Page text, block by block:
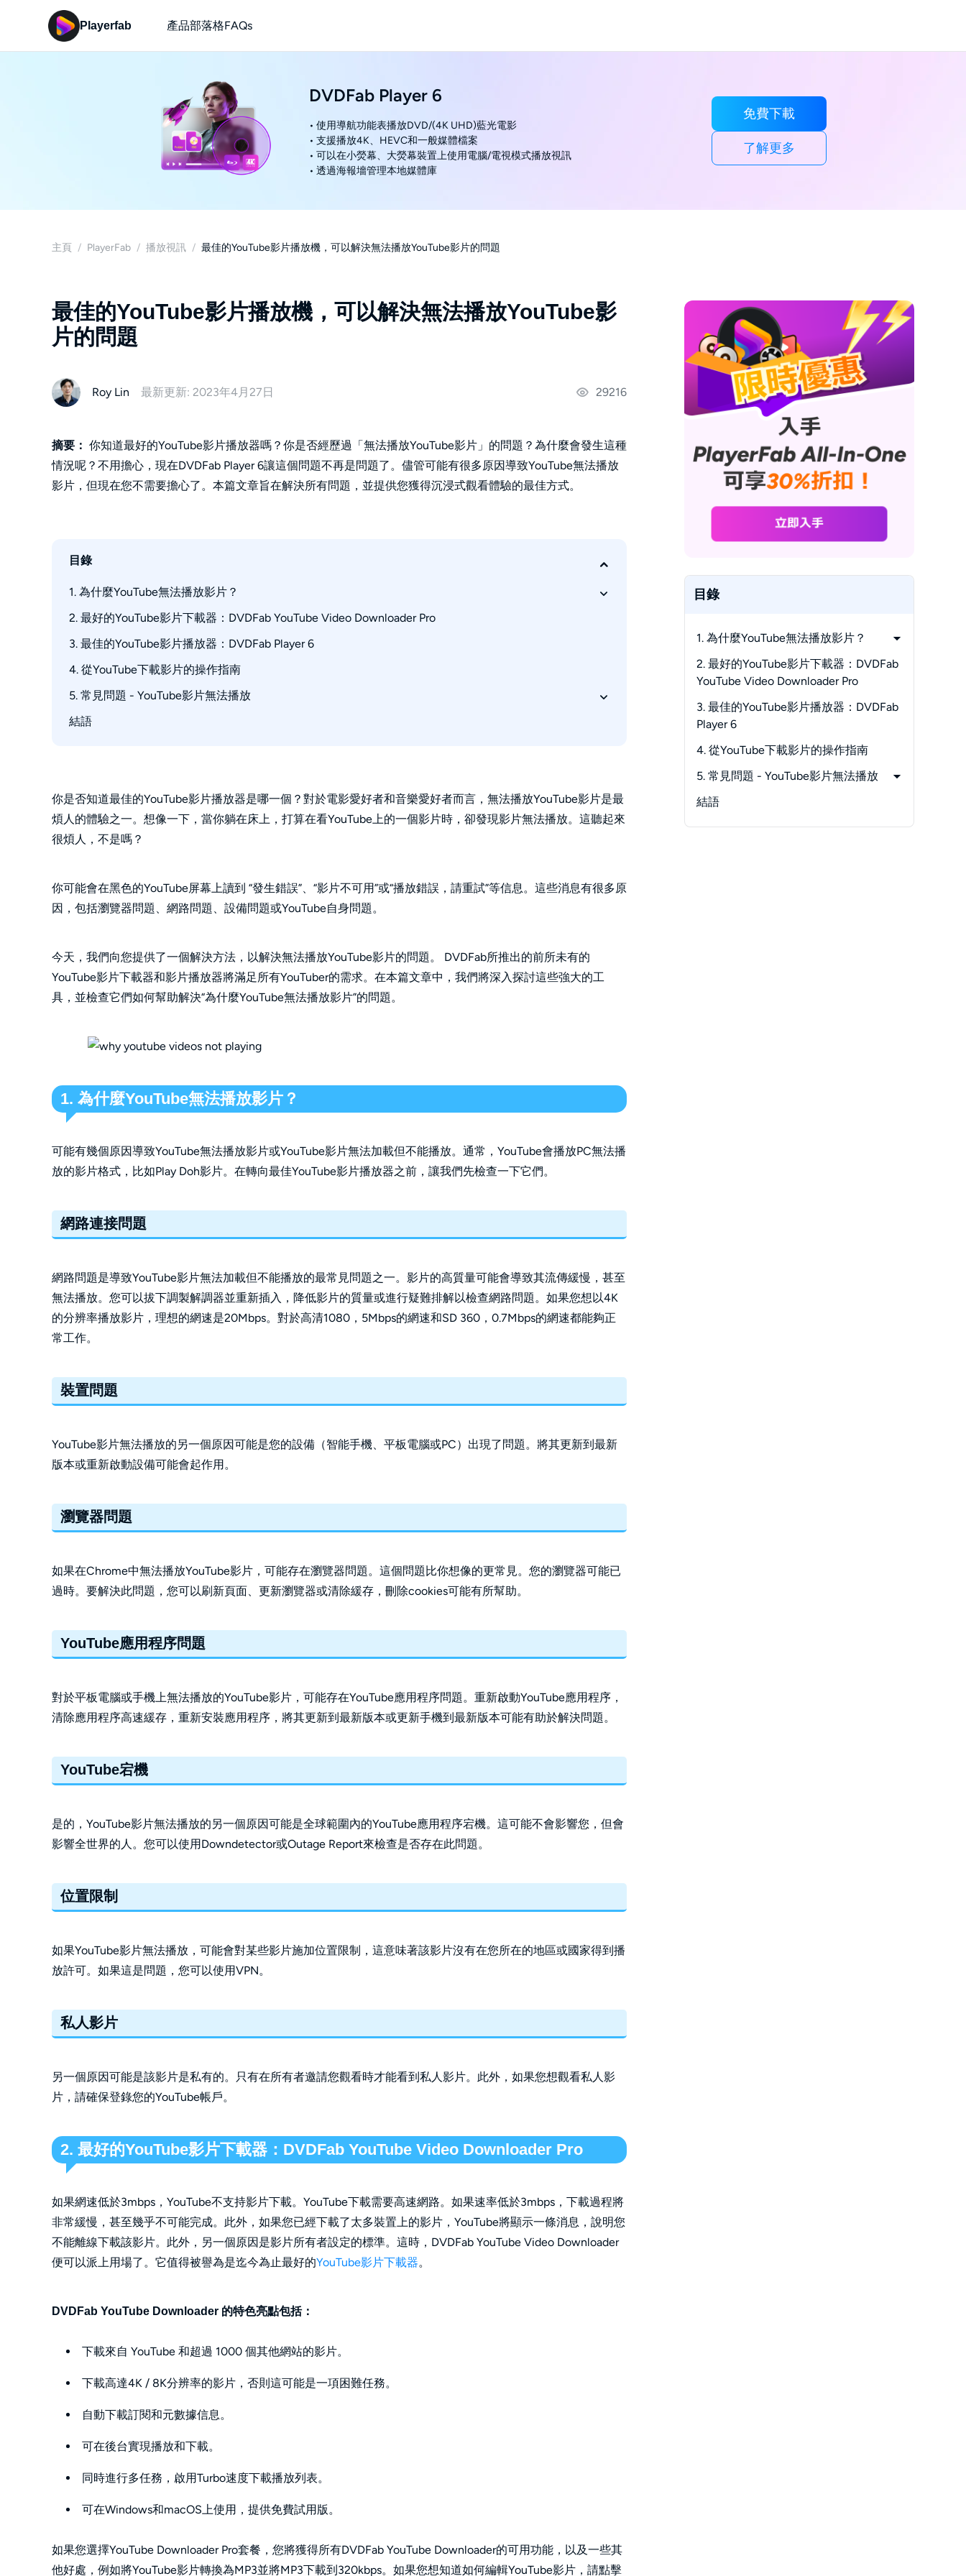
Playerfab 產品部落格FAQs
DVDFab Player 6
• 使用導航功能表播放DVD/(4K UHD)藍光電影
• 支援播放4K、HEVC和一般媒體檔案
• 可以在小熒幕、大熒幕裝置上使用電腦/電視模式播放視訊
• 透過海報墻管理本地媒體庫
免費下載
了解更多
主頁 / PlayerFab / 播放視訊 / 最佳的YouTube影片播放機，可以解決無法播放YouTube影片的問題
最佳的YouTube影片播放機，可以解決無法播放YouTube影
片的問題
Roy Lin 最新更新: 2023年4月27日 29216
摘要： 你知道最好的YouTube影片播放器嗎？你是否經歷過「無法播放YouTube影片」的問題？為什麼會發生這種
情況呢？不用擔心，現在DVDFab Player 6讓這個問題不再是問題了。儘管可能有很多原因導致YouTube無法播放
影片，但現在您不需要擔心了。本篇文章旨在解決所有問題，並提供您獲得沉浸式觀看體驗的最佳方式。
目錄
1. 為什麼YouTube無法播放影片？
網路連接問題
裝置問題
瀏覽器問題
YouTube應用程序問題
2. 最好的YouTube影片下載器：DVDFab YouTube Video Downloader Pro
3. 最佳的YouTube影片播放器：DVDFab Player 6
4. 從YouTube下載影片的操作指南
5. 常見問題 - YouTube影片無法播放
如何修復YouTube影片正在加載但無法播放？
結語
你是否知道最佳的YouTube影片播放器是哪一個？對於電影愛好者和音樂愛好者而言，無法播放YouTube影片是最
煩人的體驗之一。想像一下，當你躺在床上，打算在看YouTube上的一個影片時，卻發現影片無法播放。這聽起來
很煩人，不是嗎？
你可能會在黑色的YouTube屏幕上讀到 “發生錯誤”、“影片不可用”或“播放錯誤，請重試”等信息。這些消息有很多原
因，包括瀏覽器問題、網路問題、設備問題或YouTube自身問題。
今天，我們向您提供了一個解決方法，以解決無法播放YouTube影片的問題。 DVDFab所推出的前所未有的
YouTube影片下載器和影片播放器將滿足所有YouTuber的需求。在本篇文章中，我們將深入探討這些強大的工
具，並檢查它們如何幫助解決“為什麼YouTube無法播放影片”的問題。
1. 為什麼YouTube無法播放影片？
可能有幾個原因導致YouTube無法播放影片或YouTube影片無法加載但不能播放。通常，YouTube會播放PC無法播
放的影片格式，比如Play Doh影片。在轉向最佳YouTube影片播放器之前，讓我們先檢查一下它們。
網路連接問題
網路問題是導致YouTube影片無法加載但不能播放的最常見問題之一。影片的高質量可能會導致其流傳緩慢，甚至
無法播放。您可以拔下調製解調器並重新插入，降低影片的質量或進行疑難排解以檢查網路問題。如果您想以4K
的分辨率播放影片，理想的網速是20Mbps。對於高清1080，5Mbps的網速和SD 360，0.7Mbps的網速都能夠正
常工作。
裝置問題
YouTube影片無法播放的另一個原因可能是您的設備（智能手機、平板電腦或PC）出現了問題。將其更新到最新
版本或重新啟動設備可能會起作用。
瀏覽器問題
如果在Chrome中無法播放YouTube影片，可能存在瀏覽器問題。這個問題比你想像的更常見。您的瀏覽器可能已
過時。要解決此問題，您可以刷新頁面、更新瀏覽器或清除緩存，刪除cookies可能有所幫助。
YouTube應用程序問題
對於平板電腦或手機上無法播放的YouTube影片，可能存在YouTube應用程序問題。重新啟動YouTube應用程序，
清除應用程序高速緩存，重新安裝應用程序，將其更新到最新版本或更新手機到最新版本可能有助於解決問題。
YouTube宕機
是的，YouTube影片無法播放的另一個原因可能是全球範圍內的YouTube應用程序宕機。這可能不會影響您，但會
影響全世界的人。您可以使用Downdetector或Outage Report來檢查是否存在此問題。
位置限制
如果YouTube影片無法播放，可能會對某些影片施加位置限制，這意味著該影片沒有在您所在的地區或國家得到播
放許可。如果這是問題，您可以使用VPN。
私人影片
另一個原因可能是該影片是私有的。只有在所有者邀請您觀看時才能看到私人影片。此外，如果您想觀看私人影
片，請確保登錄您的YouTube帳戶。
2. 最好的YouTube影片下載器：DVDFab YouTube Video Downloader Pro
如果網速低於3mbps，YouTube不支持影片下載。YouTube下載需要高速網路。如果速率低於3mbps，下載過程將
非常緩慢，甚至幾乎不可能完成。此外，如果您已經下載了太多裝置上的影片，YouTube將顯示一條消息，說明您
不能離線下載該影片。此外，另一個原因是影片所有者設定的標準。這時，DVDFab YouTube Video Downloader
便可以派上用場了。它值得被譽為是迄今為止最好的YouTube影片下載器。
DVDFab YouTube Downloader 的特色亮點包括：
下載來自 YouTube 和超過 1000 個其他網站的影片。
下載高達4K / 8K分辨率的影片，否則這可能是一項困難任務。
自動下載訂閱和元數據信息。
可在後台實現播放和下載。
同時進行多任務，啟用Turbo速度下載播放列表。
可在Windows和macOS上使用，提供免費試用版。
如果您選擇YouTube Downloader Pro套餐，您將獲得所有DVDFab YouTube Downloader的可用功能，以及一些其
他好處，例如將YouTube影片轉換為MP3並將MP3下載到320kbps。如果您想知道如何編輯YouTube影片，請點擊
目錄
1. 為什麼YouTube無法播放影片？
- 網路連接問題
- 裝置問題
- 瀏覽器問題
- YouTube應用程序問題
位置限制
- 私人影片
2. 最好的YouTube影片下載器：DVDFab
YouTube Video Downloader Pro
3. 最佳的YouTube影片播放器：DVDFab
Player 6
4. 從YouTube下載影片的操作指南
5. 常見問題 - YouTube影片無法播放
- 如何修復YouTube影片正在加載但無
結語